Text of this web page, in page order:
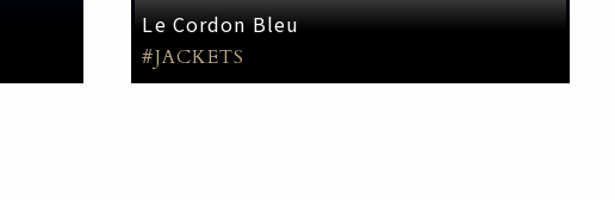
Le Cordon Bleu
#JACKETS